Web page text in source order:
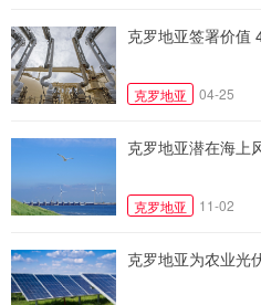
克罗地亚签署价值
克罗地亚 04-25
克罗地亚潜在海上
克罗地亚 11-02
克罗地亚为农业光